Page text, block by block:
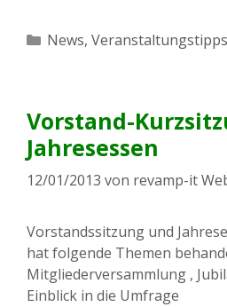
Kategorien
News, Veranstaltungstipps
Vorstand-
Jahresessen
12/01/2013 von revamp-it
Vorstandssitzung und
hat folgende Themen
Mitgliederversammlung ,
Einblick in die Umfrage